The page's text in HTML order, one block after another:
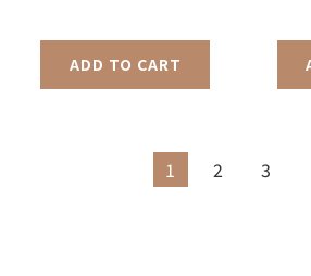
ADD TO CART
1 2 3